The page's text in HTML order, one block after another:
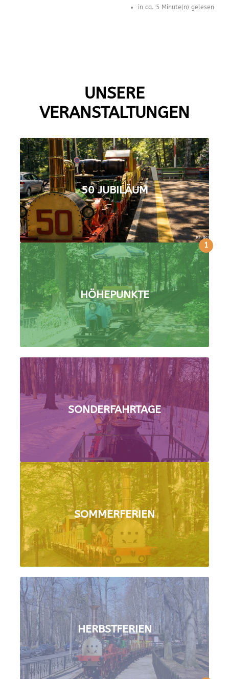
in ca. 5 Minute(n) gelesen
UNSERE
VERANSTALTUNGEN
50 JUBILÄUM
HÖHEPUNKTE
1
SONDERFAHRTAGE
SOMMERFERIEN
HERBSTFERIEN